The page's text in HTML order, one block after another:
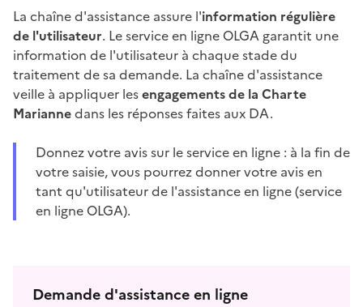
La chaîne d'assistance assure l'information régulière
de l'utilisateur. Le service en ligne OLGA garantit une
information de l'utilisateur à chaque stade du
traitement de sa demande. La chaîne d'assistance
veille à appliquer lesengagements de la Charte
Mariannedans les réponses faites aux DA.
Donnez votre avis sur le service en ligne : à la fin de
votre saisie, vous pourrez donner votre avis en
tant qu'utilisateur de l'assistance en ligne (service
en ligne OLGA).
Demande d'assistance en ligne